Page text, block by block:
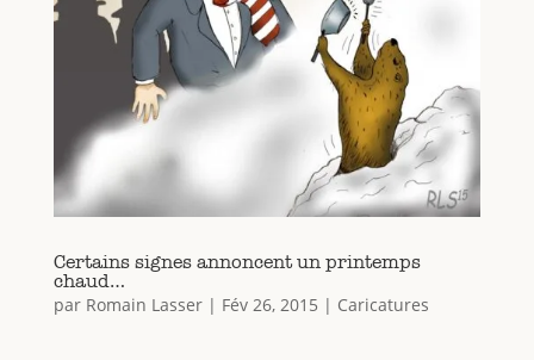
Certains signes annoncent un printemps
chaud…
par Romain Lasser| Fév 26, 2015 | Caricatures